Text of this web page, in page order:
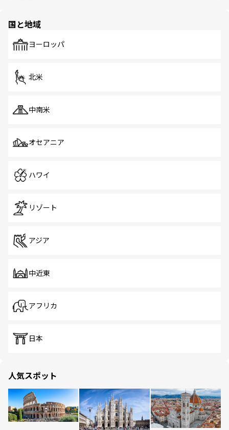
で、ホーカーズは地元の風情を楽しめる外せないスポット
国と地域
ヨーロッパ
北米
中南米
オセアニア
ハワイ
リゾート
アジア
中近東
アフリカ
日本
人気スポット